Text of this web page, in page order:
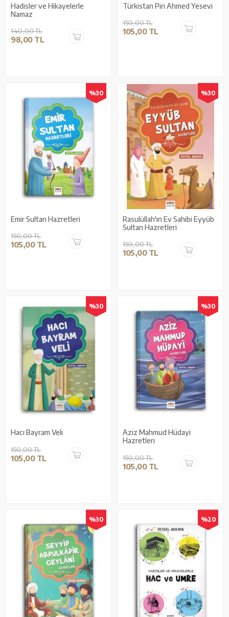
Hadisler ve Hikayelerle
Namaz
140,00 TL
98,00 TL
Türkistan Piri Ahmed Yesevi
150,00 TL
105,00 TL
%30
Emir Sultan Hazretleri
150,00 TL
105,00 TL
%30
Rasulüllah'ın Ev Sahibi Eyyüb
Sultan Hazretleri
150,00 TL
105,00 TL
%30
Hacı Bayram Veli
150,00 TL
105,00 TL
%30
Aziz Mahmud Hüdayi
Hazretleri
150,00 TL
105,00 TL
%30 %20